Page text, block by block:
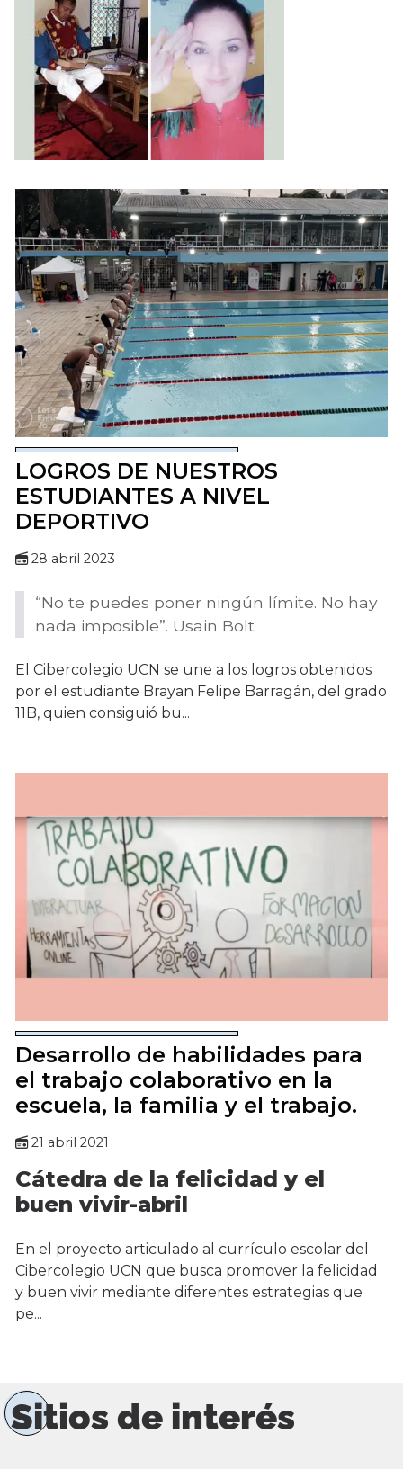
LOGROS DE NUESTROS
ESTUDIANTES A NIVEL
DEPORTIVO
28 abril 2023
“No te puedes poner ningún límite. No hay
nada imposible”. Usain Bolt
El Cibercolegio UCN se une a los logros obtenidos
por el estudiante Brayan Felipe Barragán, del grado
11B, quien consiguió bu...
Desarrollo de habilidades para
el trabajo colaborativo en la
escuela, la familia y el trabajo.
21 abril 2021
Cátedra de la felicidad y el
buen vivir-abril
En el proyecto articulado al currículo escolar del
Cibercolegio UCN que busca promover la felicidad
y buen vivir mediante diferentes estrategias que
pe...
Sitios de interés